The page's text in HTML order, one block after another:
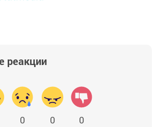
реакции
0 0 0